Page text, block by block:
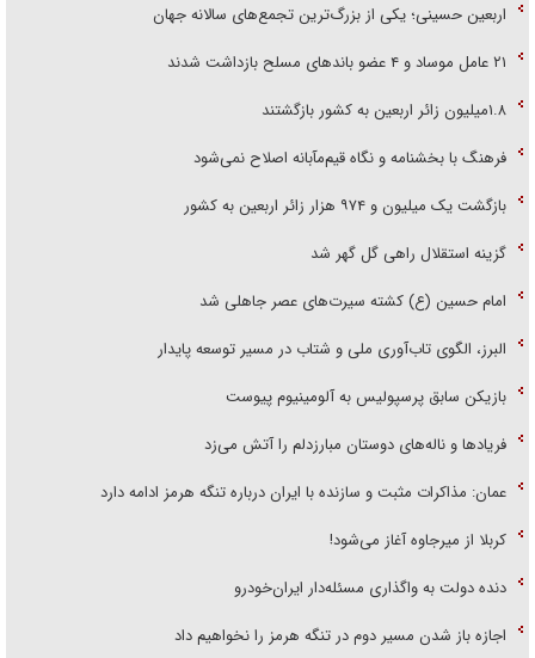
اربعین حسینی؛ یکی از بزرگ‌ترین تجمع‌های سالانه جهان
۲۱ عامل موساد و ۴ عضو باند‌های مسلح بازداشت شدند
۱.۸میلیون زائر اربعین به کشور بازگشتند
فرهنگ با بخشنامه و نگاه قیم‌مآبانه اصلاح نمی‌شود
بازگشت یک میلیون و ۹۷۴ هزار زائر اربعین به کشور
گزینه استقلال راهی گل گهر شد
امام حسین (ع) کشته سیرت‌های عصر جاهلی شد
البرز، الگوی تاب‌آوری ملی و شتاب در مسیر توسعه پایدار
بازیکن سابق پرسپولیس به آلومینیوم پیوست
فریاد‌ها و ناله‌های دوستان مبارزدلم را آتش می‌زد
عمان: مذاکرات مثبت و سازنده با ایران درباره تنگه هرمز ادامه دارد
کربلا از میرجاوه آغاز می‌شود!
دنده دولت به واگذاری مسئله‌دار ایران‌خودرو
اجازه باز شدن مسیر دوم در تنگه هرمز را نخواهیم داد